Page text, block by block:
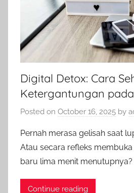
Digital Detox: Cara
Ketergantungan
Posted on October 16, 2025 by
Pernah merasa gelisah saat
Atau secara refleks
baru lima menit menutupnya?
Continue reading